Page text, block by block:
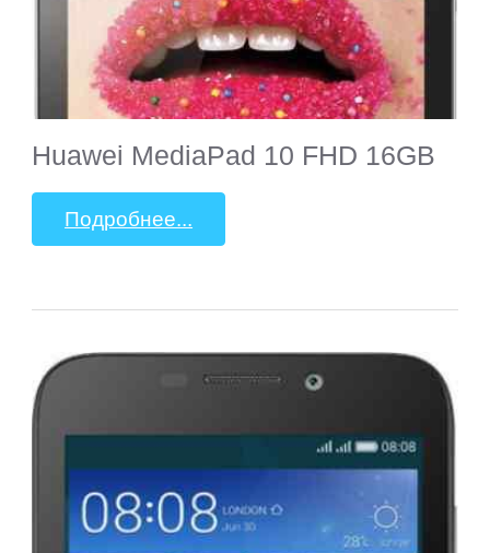
Huawei MediaPad 10 FHD 16GB
Подробнее...